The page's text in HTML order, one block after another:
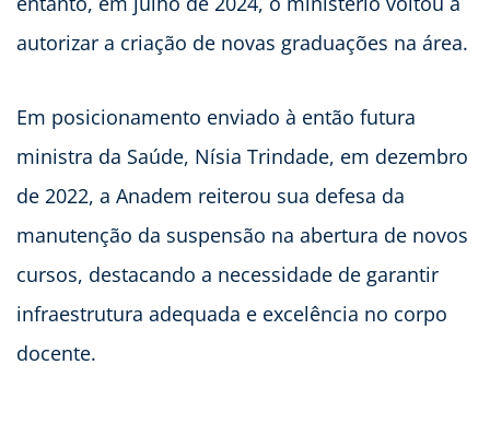
autorizar a criação de novas graduações na área.
Em posicionamento enviado à então futura
ministra da Saúde, Nísia Trindade, em dezembro
de 2022, a Anadem reiterou sua defesa da
manutenção da suspensão na abertura de novos
cursos, destacando a necessidade de garantir
infraestrutura adequada e excelência no corpo
docente.